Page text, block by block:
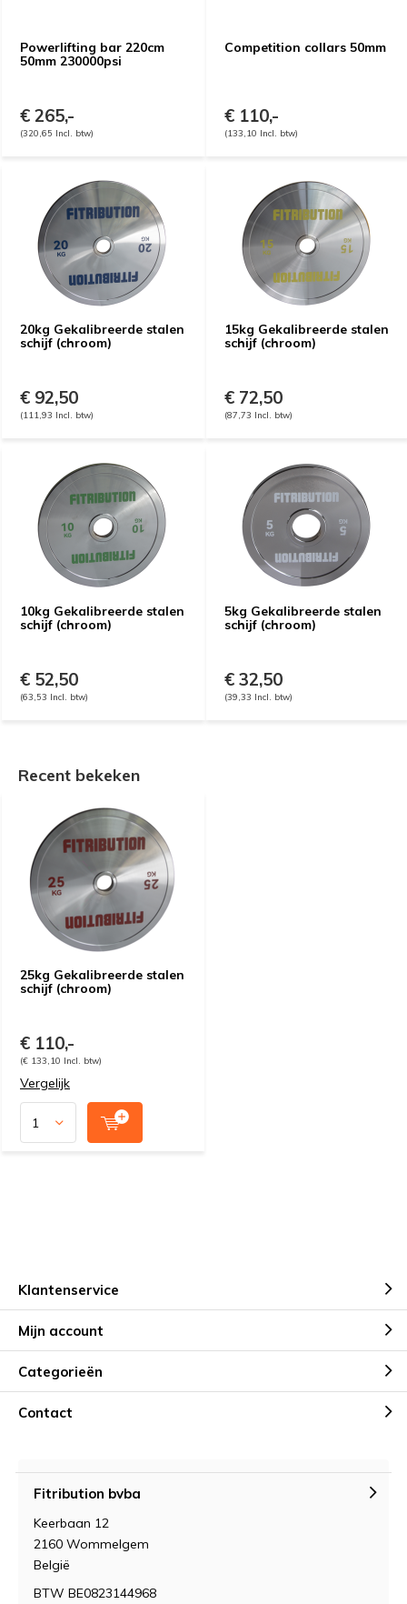
Powerlifting bar 220cm
50mm 230000psi
€ 265,-
(320,65 Incl. btw)
Competition collars 50mm
€ 110,-
(133,10 Incl. btw)
20kg Gekalibreerde stalen
schijf (chroom)
€ 92,50
(111,93 Incl. btw)
15kg Gekalibreerde stalen
schijf (chroom)
€ 72,50
(87,73 Incl. btw)
10kg Gekalibreerde stalen
schijf (chroom)
€ 52,50
(63,53 Incl. btw)
5kg Gekalibreerde stalen
schijf (chroom)
€ 32,50
(39,33 Incl. btw)
Recent bekeken
25kg Gekalibreerde stalen
schijf (chroom)
€ 110,-
(€ 133,10 Incl. btw)
Vergelijk
Klantenservice
Mijn account
Categorieën
Contact
Fitribution bvba
Keerbaan 12
2160 Wommelgem
België
BTW BE0823144968